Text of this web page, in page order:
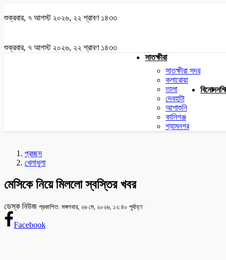
শুক্রবার, ৭ আগস্ট ২০২৬, ২২ শ্রাবণ ১৪৩৩
শুক্রবার, ৭ আগস্ট ২০২৬, ২২ শ্রাবণ ১৪৩৩
সাতক্ষীরা
সাতক্ষীরা সদর
কলারোয়া
তালা
দেবহাটা
আশাশুনি
কালিগঞ্জ
শ্যামনগর
বিনোদন
প্রচ্ছদ
খেলাধুলা
মেসিকে নিয়ে মিললো স্বস্তির খবর
ডেস্ক নিউজ প্রকাশিত: মঙ্গলবার, ২৬ মে, ২০২৬, ১২:৪০ পূর্বাহ্ণ
Facebook